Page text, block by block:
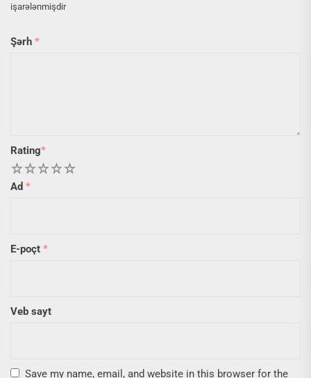
işarələnmişdir
Şərh *
Rating*
5
4
3
2
Ad *
E-poçt *
Veb sayt
Save my name, email, and website in this browser for the